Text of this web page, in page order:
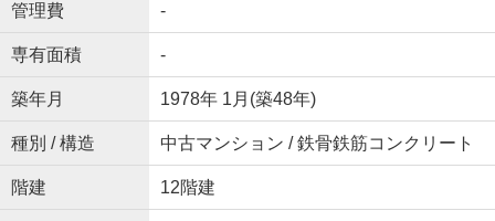
管理費 -
専有面積 -
築年月 1978年 1月(築48年)
種別 / 構造 中古マンション / 鉄骨鉄筋コンクリート
階建 12階建